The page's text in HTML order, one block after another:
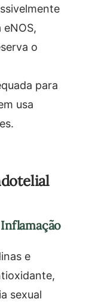
o
para
usa
e
sexual